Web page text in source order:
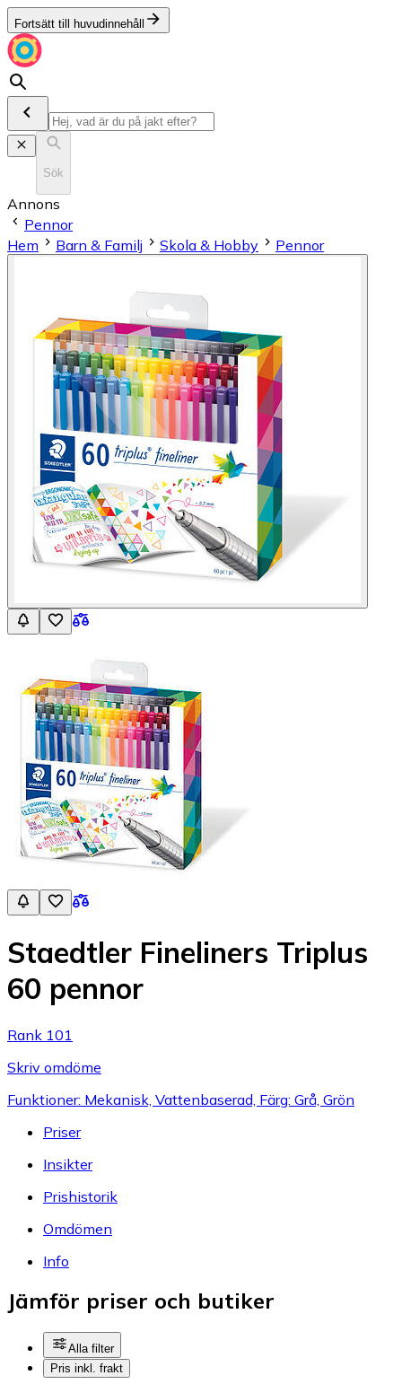
Fortsätt till huvudinnehåll
Sök
Annons
Pennor
Hem
Barn & Familj Skola & Hobby Pennor
Staedtler Fineliners Triplus
60 pennor
Rank 101
Skriv omdöme
Funktioner: Mekanisk, Vattenbaserad, Färg: Grå, Grön
Priser
Insikter
Prishistorik
Omdömen
Info
Jämför priser och butiker
Alla filter
Pris inkl. frakt